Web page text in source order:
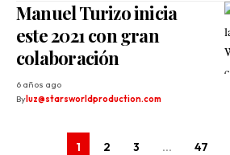
Manuel Turizo inicia
este 2021 con gran
colaboración
6 años ago
By luz@starsworldproduction.com
1 2 3 … 47